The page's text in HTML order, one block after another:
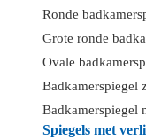
Ronde
Grote ronde
Ovale
Badkamerspiegel
Badkamerspiegel
Spiegels met